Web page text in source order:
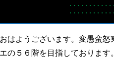
おはようございます。変愚蛮
エの５６階を目指しております